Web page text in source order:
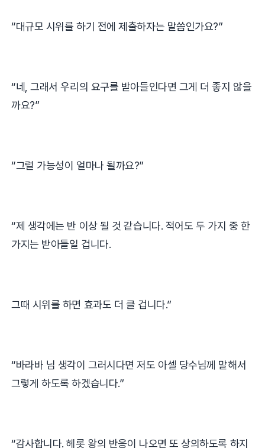
“대규모 시위를 하기 전에 제출하자는 말씀인가요?”
“네 ,그래서 우리의 요구를 받아들인다면 그게 더 좋지 않을
까요?”
“그럴 가능성이 얼마나 될까요?”
“제 생각에는 반 이상 될 것 같습니다. 적어도 두 가지 중 한
가지는 받아들일 겁니다.
그때 시위를 하면 효과도 더 클 겁니다.”
“바라바 님 생각이 그러시다면 저도 아셀 당수님께 말해서
그렇게 하도록 하겠습니다.”
“감사합니다.헤롯 왕의 반응이 나오면 또 상의하도록 하지